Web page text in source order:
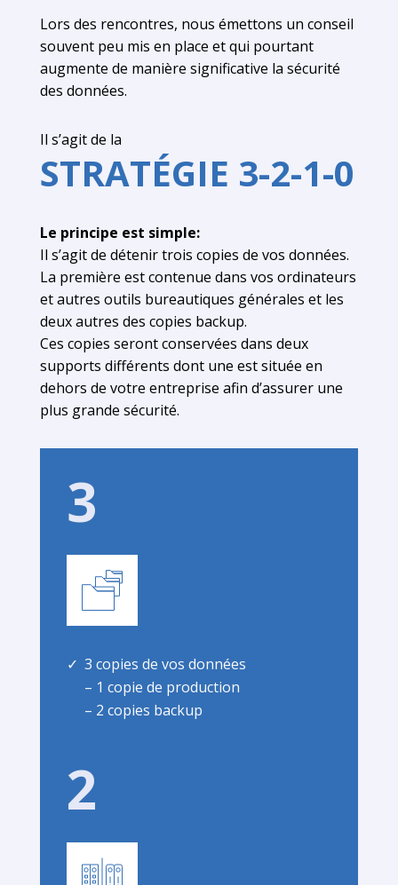
Lors des rencontres, nous émettons un conseil
souvent peu mis en place et qui pourtant
augmente de manière significative la sécurité
des données.
Il s’agit de la
STRATÉGIE 3-2-1-0
Le principe est simple:
Il s’agit de détenir trois copies de vos données.
La première est contenue dans vos ordinateurs
et autres outils bureautiques générales et les
deux autres des copies backup.
Ces copies seront conservées dans deux
supports différents dont une est située en
dehors de votre entreprise afin d’assurer une
plus grande sécurité.
3
3 copies de vos données
– 1 copie de production
– 2 copies backup
2